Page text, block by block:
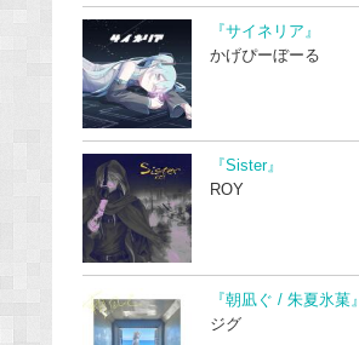
『サイネリア』
かげぴーぼーる
『Sister』
ROY
『朝凪ぐ / 朱夏氷菓』
ジグ